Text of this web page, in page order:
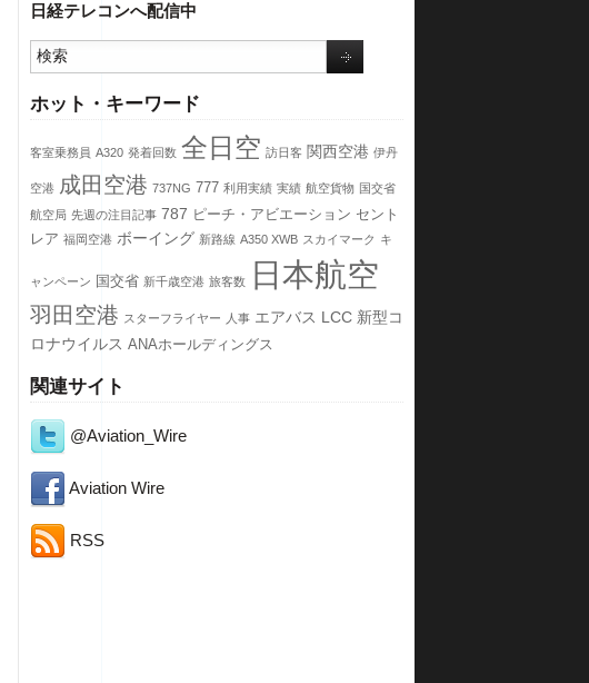
日経テレコンへ配信中
ホット・キーワード
客室乗務員 A320 発着回数 全日空 訪日客 関西空港 伊丹
空港 成田空港 737NG 777 利用実績 実績 航空貨物 国交省
航空局 先週の注目記事 787 ピーチ・アビエーション セント
レア 福岡空港 ボーイング 新路線 A350 XWB スカイマーク キ
ャンペーン 国交省 新千歳空港 旅客数 日本航空
羽田空港 スターフライヤー 人事 エアバス LCC 新型コ
ロナウイルス ANAホールディングス
関連サイト
@Aviation_Wire
Aviation Wire
RSS